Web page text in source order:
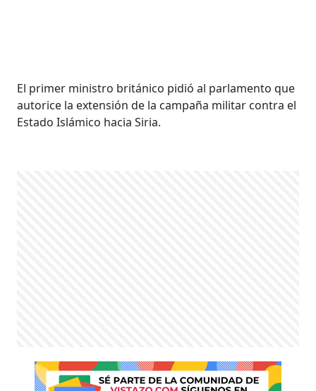
El primer ministro británico pidió al parlamento que
autorice la extensión de la campaña militar contra el
Estado Islámico hacia Siria.